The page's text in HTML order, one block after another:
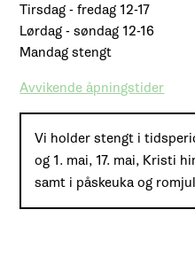
Tirsdag - fredag 12-17
Lørdag - søndag 12-16
Mandag stengt
Avvikende åpningstider
Vi holder stengt i
og 1. mai, 17. mai, Kristi
samt i påskeuka og